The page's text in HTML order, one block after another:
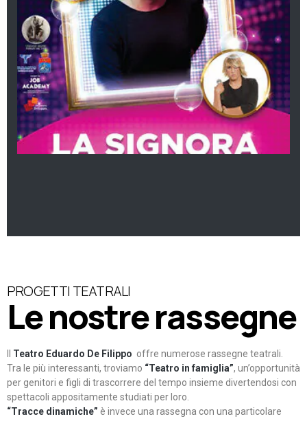
PROGETTI TEATRALI
Le nostre rassegne
Teatro Eduardo De Filippo offre numerose rassegne teatrali.
Tra le più interessanti, troviamo “Teatro in famiglia”, un’opportunità
per genitori e figli di trascorrere del tempo insieme divertendosi con
spettacoli appositamente studiati per loro.
“Tracce dinamiche” è invece una rassegna con una particolare